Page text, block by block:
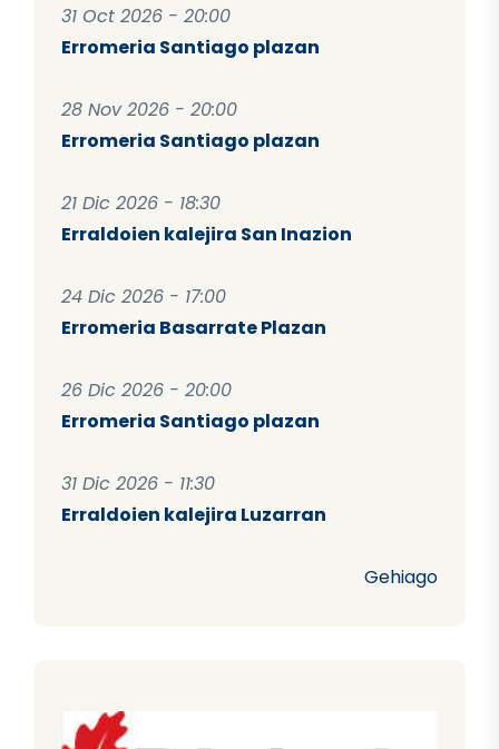
31 Oct 2026 - 20:00
Erromeria Santiago plazan
28 Nov 2026 - 20:00
Erromeria Santiago plazan
21 Dic 2026 - 18:30
Erraldoien kalejira San Inazion
24 Dic 2026 - 17:00
Erromeria Basarrate Plazan
26 Dic 2026 - 20:00
Erromeria Santiago plazan
31 Dic 2026 - 11:30
Erraldoien kalejira Luzarran
Gehiago